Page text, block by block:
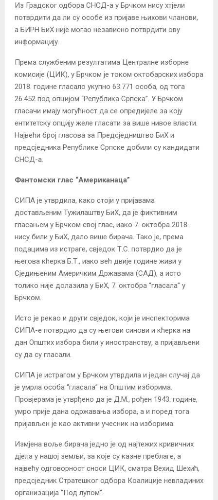
Из Градског одбора СНСД-а у Брчком нису хтјели
потврдити да ли су особе из пријаве њихови чланови,
а БИРН БиХ није могао независно потврдити ову
информацију.
Према службеним резултатима Централне изборне
комисије (ЦИК), у Брчком је током октобарских избора
2018. године гласало укупно 63.771 особа, од тога
26.452 под опцијом “Република Српска”. У Брчком
гласачи имају могућност да се опредијеле за коју
ентитетску опцију желе гласати за више нивое власти.
Највећи број гласова за Предсједништво БиХ и
предсједника Републике Српске добили су кандидати
СНСД-а.
Фантомски глас “Американаца”
СИПА је утврдила, како стоји у пријавама
достављеним Тужилаштву БиХ, да је фиктивним
гласањем у Брчком свој глас, иако 7. октобра 2018.
нису били у БиХ, дало више бирача. Тако је, према
подацима из истраге, свједок Т.С. потврдио да је
његова кћерка Б.Т., иако већ двије године живи у
Сједињеним Америчким Државама (САД), а исто
толико није долазила у БиХ, 7. октобра “гласала” у
Брчком.
Исто је рекао и други свједок, који је инспекторима
СИПА-е потврдио да су његови синови и кћерка на
дан Општих избора били у иностранству, а пријављени
су да су гласали.
СИПА је истрагом у Брчком утврдила и један случај да
је умрла особа “гласала” на Општим изборима.
Провјерама је утврђено да је Д.М., рођен 1943. године,
умро прије дана одржавања избора, а и поред тога
пријављен је као активни учесник на изборима.
Измјена воље бирача једно је од најтежих кривичних
дјела у нашој земљи, за које су казне преблаге, а
највећу одговорност сноси ЦИК, сматра Вехид Шехић,
предсједник Стратешког одбора Коалиције невладиних
организација “Под лупом”.